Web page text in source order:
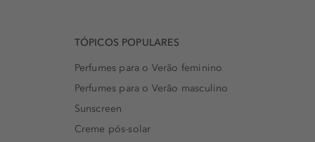
TÓPICOS POPULARES
Perfumes para o Verão feminino
Perfumes para o Verão masculino
Sunscreen
Creme pós-solar